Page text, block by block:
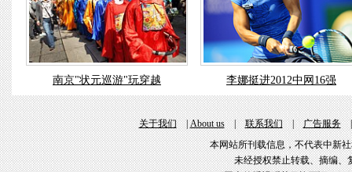
南京"状元巡游"玩穿越 李娜挺进2012中网16强
关于我们|About us|联系我们|广告服务
本网站所刊载信息，不代表中新
未经授权禁止转载、摘编、